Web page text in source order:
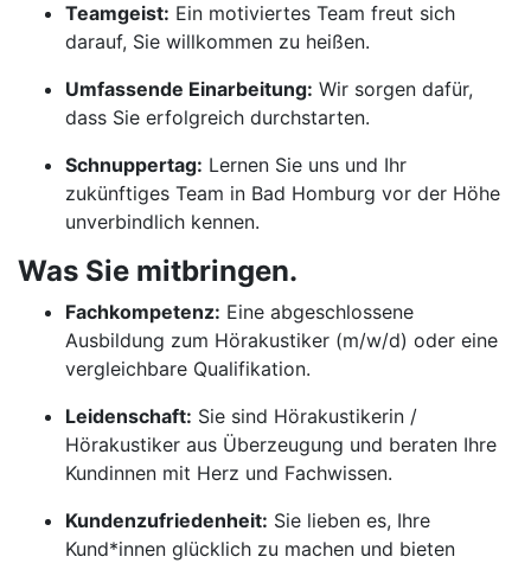
Teamgeist: Ein motiviertes Team freut sich
darauf, Sie willkommen zu heißen.
Umfassende Einarbeitung: Wir sorgen dafür,
dass Sie erfolgreich durchstarten.
Schnuppertag: Lernen Sie uns und Ihr
zukünftiges Team in Bad Homburg vor der Höhe
unverbindlich kennen.
Was Sie mitbringen.
Fachkompetenz: Eine abgeschlossene
Ausbildung zum Hörakustiker (m/w/d) oder eine
vergleichbare Qualifikation.
Leidenschaft: Sie sind Hörakustikerin /
Hörakustiker aus Überzeugung und beraten Ihre
Kundinnen mit Herz und Fachwissen.
Kundenzufriedenheit: Sie lieben es, Ihre
Kund*innen glücklich zu machen und bieten